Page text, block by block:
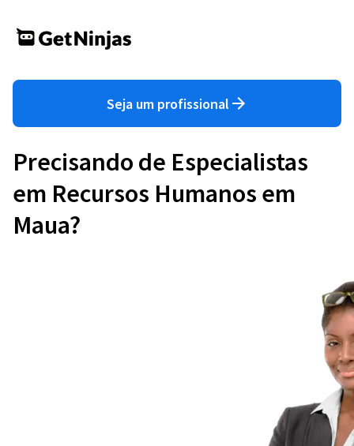
Seja um profissional
Precisando de Especialistas
em Recursos Humanos em
Maua?